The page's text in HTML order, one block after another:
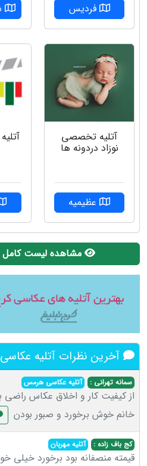
فردیس
آتلیه تخصصی
نوزاد دردونه ها
عظیمیه
مشاهده لیست کامل
آخرین نظرات آتلیه
سمانه تهرانی : آتلیه عکاسی هرمس
از کیفیت کار و اخلاق عکاس
خانم خوش برخورد و صبور بودن
کج باف زاده : آتلیه مهربان
قیمته منصفانه بود برخورد خیلی